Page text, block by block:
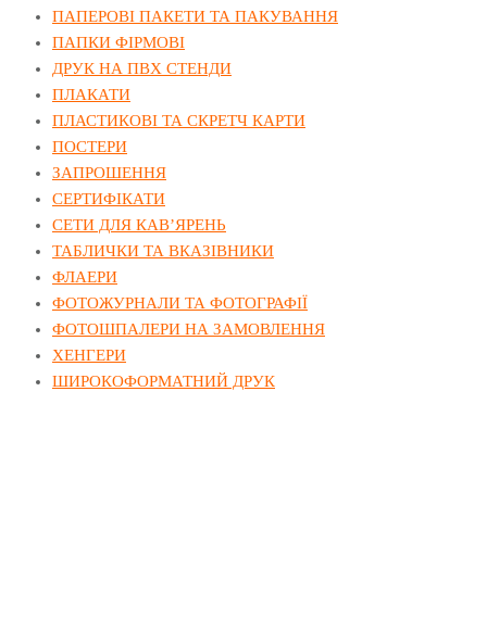
ПАПЕРОВІ ПАКЕТИ ТА ПАКУВАННЯ
ПАПКИ ФІРМОВІ
ДРУК НА ПВХ СТЕНДИ
ПЛАКАТИ
ПЛАСТИКОВІ ТА СКРЕТЧ КАРТИ
ПОСТЕРИ
ЗАПРОШЕННЯ
СЕРТИФІКАТИ
СЕТИ ДЛЯ КАВ’ЯРЕНЬ
ТАБЛИЧКИ ТА ВКАЗІВНИКИ
ФЛАЕРИ
ФОТОЖУРНАЛИ ТА ФОТОГРАФІЇ
ФОТОШПАЛЕРИ НА ЗАМОВЛЕННЯ
ХЕНГЕРИ
ШИРОКОФОРМАТНИЙ ДРУК